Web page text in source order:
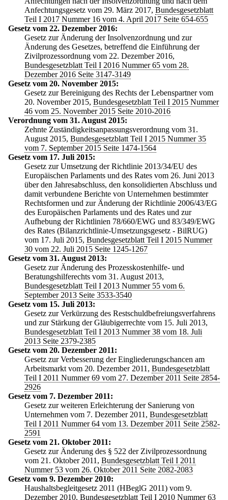
Anfechtungsgesetz vom 29. März 2017, Bundesgesetzblatt
Teil I 2017 Nummer 16 vom 4. April 2017 Seite 654-655
Gesetz vom 22. Dezember 2016:
Gesetz zur Änderung der Insolvenzordnung und zur
Änderung des Gesetzes, betreffend die Einführung der
Zivilprozessordnung vom 22. Dezember 2016,
Bundesgesetzblatt Teil I 2016 Nummer 65 vom 28.
Dezember 2016 Seite 3147-3149
Gesetz vom 20. November 2015:
Gesetz zur Bereinigung des Rechts der Lebenspartner vom
20. November 2015, Bundesgesetzblatt Teil I 2015 Nummer
46 vom 25. November 2015 Seite 2010-2016
Verordnung vom 31. August 2015:
Zehnte Zuständigkeitsanpassungsverordnung vom 31.
August 2015, Bundesgesetzblatt Teil I 2015 Nummer 35
vom 7. September 2015 Seite 1474-1564
Gesetz vom 17. Juli 2015:
Gesetz zur Umsetzung der Richtlinie 2013/34/EU des
Europäischen Parlaments und des Rates vom 26. Juni 2013
über den Jahresabschluss, den konsolidierten Abschluss und
damit verbundene Berichte von Unternehmen bestimmter
Rechtsformen und zur Änderung der Richtlinie 2006/43/EG
des Europäischen Parlaments und des Rates und zur
Aufhebung der Richtlinien 78/660/EWG und 83/349/EWG
des Rates (Bilanzrichtlinie-Umsetzungsgesetz - BilRUG)
vom 17. Juli 2015, Bundesgesetzblatt Teil I 2015 Nummer
30 vom 22. Juli 2015 Seite 1245-1267
Gesetz vom 31. August 2013:
Gesetz zur Änderung des Prozesskostenhilfe- und
Beratungshilferechts vom 31. August 2013,
Bundesgesetzblatt Teil I 2013 Nummer 55 vom 6.
September 2013 Seite 3533-3540
Gesetz vom 15. Juli 2013:
Gesetz zur Verkürzung des Restschuldbefreiungsverfahrens
und zur Stärkung der Gläubigerrechte vom 15. Juli 2013,
Bundesgesetzblatt Teil I 2013 Nummer 38 vom 18. Juli
2013 Seite 2379-2385
Gesetz vom 20. Dezember 2011:
Gesetz zur Verbesserung der Eingliederungschancen am
Arbeitsmarkt vom 20. Dezember 2011, Bundesgesetzblatt
Teil I 2011 Nummer 69 vom 27. Dezember 2011 Seite 2854-
2926
Gesetz vom 7. Dezember 2011:
Gesetz zur weiteren Erleichterung der Sanierung von
Unternehmen vom 7. Dezember 2011, Bundesgesetzblatt
Teil I 2011 Nummer 64 vom 13. Dezember 2011 Seite 2582-
2591
Gesetz vom 21. Oktober 2011:
Gesetz zur Änderung des § 522 der Zivilprozessordnung
vom 21. Oktober 2011, Bundesgesetzblatt Teil I 2011
Nummer 53 vom 26. Oktober 2011 Seite 2082-2083
Gesetz vom 9. Dezember 2010:
Haushaltsbegleitgesetz 2011 (HBeglG 2011) vom 9.
Dezember 2010, Bundesgesetzblatt Teil I 2010 Nummer 63